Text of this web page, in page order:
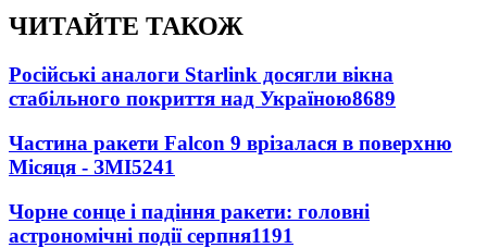
ЧИТАЙТЕ ТАКОЖ
Російські аналоги Starlink досягли вікна
стабільного покриття над Україною8689
Частина ракети Falcon 9 врізалася в поверхню
Місяця - ЗМІ5241
Чорне сонце і падіння ракети: головні
астрономічні події серпня1191